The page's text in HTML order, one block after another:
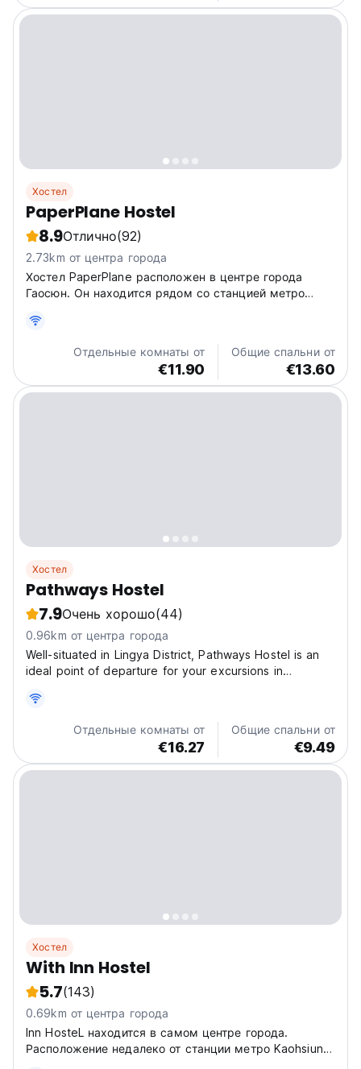
Хостел
PaperPlane Hostel
8.9Отлично(92)
2.73km от центра города
Хостел PaperPlane расположен в центре города
Гаосюн. Он находится рядом со станцией метро
1 минуту.
Отдельные комнаты от
€11.90
Общие спальни от
€13.60
Хостел
Pathways Hostel
7.9Очень хорошо(44)
0.96km от центра города
Well-situated in Lingya District, Pathways Hostel is an
ideal point of departure for your excursions in
distance of the city's main attractions such as New
Jyuejiang Shopping Area, Love River and Liouhe
Отдельные комнаты от
€16.27
Общие спальни от
€9.49
Хостел
With Inn Hostel
5.7(143)
0.69km от центра города
Inn HosteL находится в самом центре города.
Расположение недалеко от станции метро Kaohsiung